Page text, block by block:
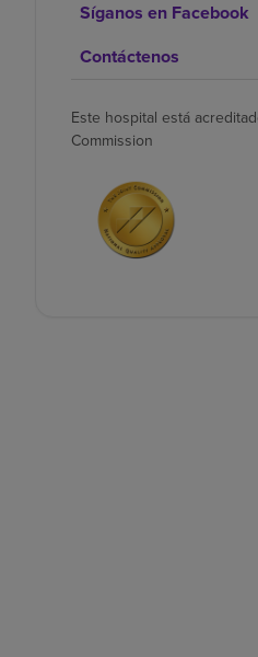
Síganos en Facebook
Contáctenos
Este hospital está
Commission